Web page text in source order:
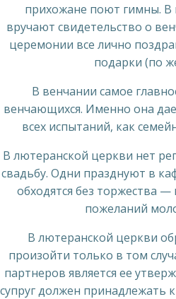
прихожане поют гимны.
вручают свидетельство о
церемонии все лично
подарки (по
В венчании самое
венчающихся. Именно она
всех испытаний, как
В лютеранской церкви нет
свадьбу. Одни празднуют в
обходятся без торжества —
пожеланий
В лютеранской церкви
произойти только в том
партнеров является ее
супруг должен принадлежать